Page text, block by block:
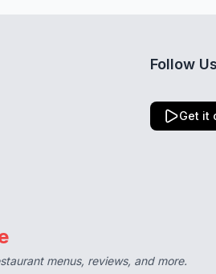
Follow Us
Get it
menus, reviews, and more.